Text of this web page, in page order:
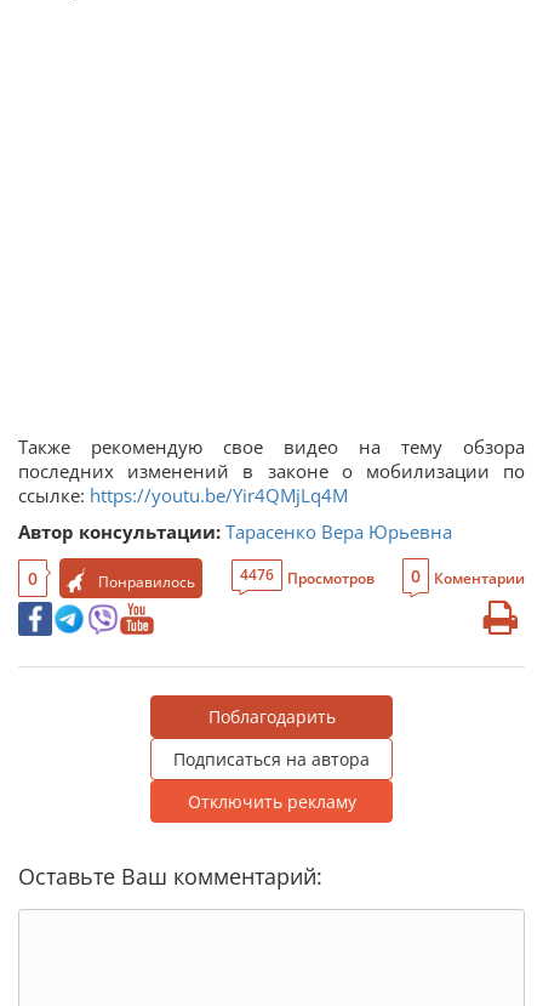
Также рекомендую свое видео на тему обзора
последних изменений в законе о мобилизации по
ссылке: https://youtu.be/Yir4QMjLq4M
Автор консультации: Тарасенко Вера Юрьевна
0 Понравилось 4476 Просмотров 0 Коментарии
Поблагодарить
Подписаться на автора
Отключить рекламу
Оставьте Ваш комментарий: